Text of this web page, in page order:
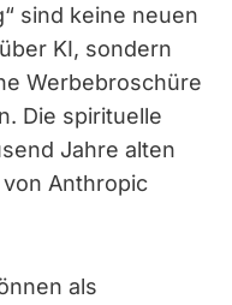
sind keine neuen
KI, sondern
Werbebroschüre
Die spirituelle
Jahre alten
Anthropic
als